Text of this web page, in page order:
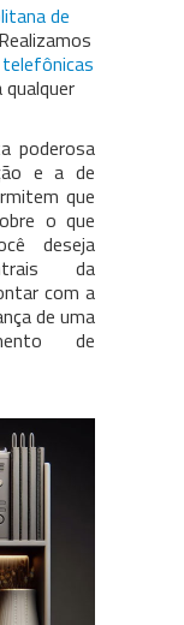
de
poderosa
e a de
que
o que
deseja
da
com a
de uma
de